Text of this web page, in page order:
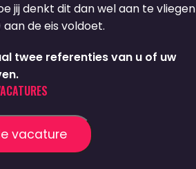
jij denkt dit dan wel aan te vliegen
de eis voldoet.
twee referenties van u of uw